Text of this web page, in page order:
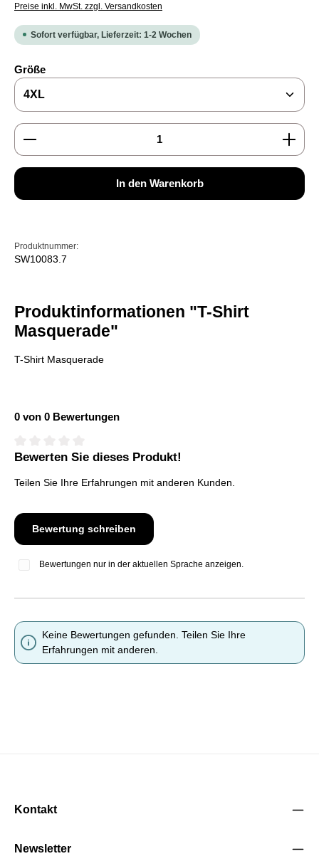
Preise inkl. MwSt. zzgl. Versandkosten
Sofort verfügbar, Lieferzeit: 1-2 Wochen
Größeauswählen
Produkt Anzahl: Gib den gewünschten Wert ein
In den Warenkorb
Produktnummer:
SW10083.7
Produktinformationen "T-Shirt
Masquerade"
T-Shirt Masquerade
0 von 0 Bewertungen
Durchschnittliche Bewertung von 0 von 5 Sternen
Bewerten Sie dieses Produkt!
Teilen Sie Ihre Erfahrungen mit anderen Kunden.
Bewertung schreiben
Bewertungen nur in der aktuellen Sprache anzeigen.
Keine Bewertungen gefunden. Teilen Sie Ihre
Erfahrungen mit anderen.
Kontakt
Newsletter